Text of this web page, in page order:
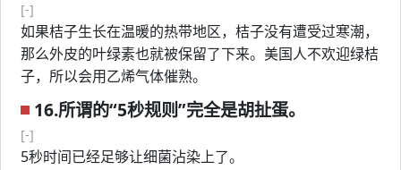
[-]
如果桔子生长在温暖的热带地区，桔子没有遭受过寒潮，
那么外皮的叶绿素也就被保留了下来。美国人不欢迎绿桔
子，所以会用乙烯气体催熟。
16.所谓的“5秒规则”完全是胡扯蛋。
[-]
5秒时间已经足够让细菌沾染上了。